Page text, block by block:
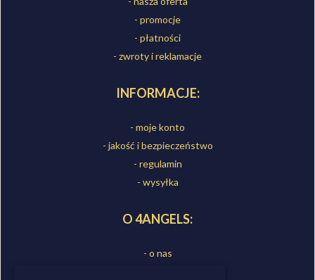
- promocje
- płatności
- zwroty i reklamacje
INFORMACJE:
- moje konto
- jakość i bezpieczeństwo
- regulamin
- wysyłka
O 4ANGELS:
- o nas